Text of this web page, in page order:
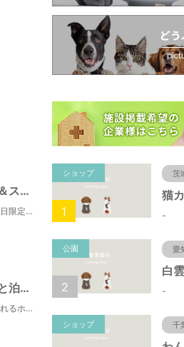
那須温泉 ペット＆スパホテル 那須ワン
お客様の声総合5つ星■1日限定４組貸切風呂■室内ドッグランあり♪
塩原温泉 ペットと泊まれるホテル ホテルフォレスタ
塩原温泉 ペットと泊まれるホテル ホテルフォレスタ
ショップ 茨
-
1
公園 愛
-
2
ショップ 千